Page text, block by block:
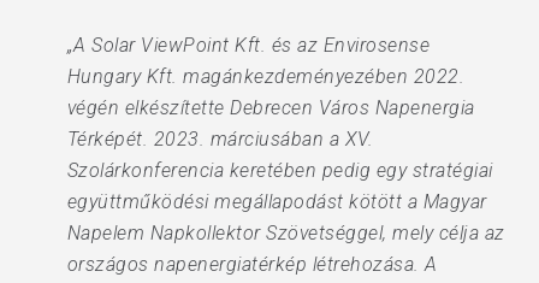
„A Solar ViewPoint Kft. és az Envirosense
Hungary Kft. magánkezdeményezében 2022.
végén elkészítette Debrecen Város Napenergia
Térképét. 2023. márciusában a XV.
Szolárkonferencia keretében pedig egy stratégiai
együttműködési megállapodást kötött a Magyar
Napelem Napkollektor Szövetséggel, mely célja az
országos napenergiatérkép létrehozása. A